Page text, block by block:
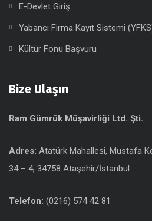
E-Devlet Giriş
Yabancı Firma Kayıt Sistemi
Kültür Fonu Başvuru
Bize Ulaşın
Ram Gümrük Müşavirliği Ltd. Şti.
Adres: Atatürk Mahallesi, Mustafa
34 – 4, 34758 Ataşehir/İstanbul
Telefon: (0216) 574 42 81